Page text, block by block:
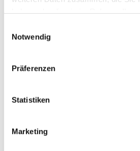
Notwendig
Präferenzen
Statistiken
Marketing
Passwort vergessen?